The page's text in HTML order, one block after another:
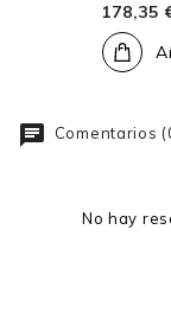
178,35
Comentarios
No hay